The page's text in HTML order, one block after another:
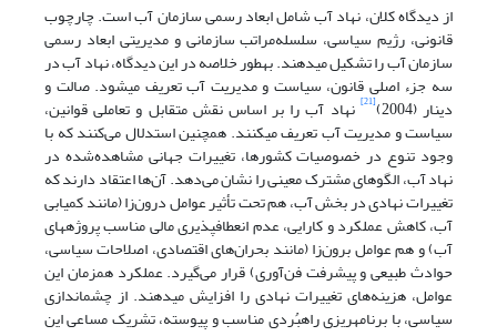
از دیدگاه کلان، نهاد آب شامل ابعاد رسمی سازمان آب است. چارچوب
قانونی، رژیم سیاسی، سلسله‌مراتب سازمانی و مدیریتی ابعاد رسمی
سازمان آب را تشکیل می‏دهند. به‏طور خلاصه در این دیدگاه، نهاد آب در
سه جزء اصلی قانون، سیاست و مدیریت آب تعریف می‏شود. صالت و
دینار (2004) [21] نهاد آب را بر اساس نقش‌ متقابل و تعاملی قوانین،
سیاست و مدیریت آب تعریف می‏کنند. هم‏چنین استدلال می‌کنند که با
وجود تنوع در خصوصیات‌ کشورها، تغییرات جهانی مشاهده‌شده در
نهاد آب، الگوهای مشترک معینی را نشان می‌دهد. آن‌ها اعتقاد دارند که
تغییرات نهادی در بخش آب، هم تحت تأثیر عوامل درون‌زا (مانند کمیابی
آب، کاهش عملکرد و کارایی، عدم انعطاف‏پذیری مالی مناسب پروژه‏های
آب) و هم عوامل برون‌زا (مانند بحران‌های اقتصادی، اصلاحات سیاسی،
حوادث طبیعی و پیشرفت فن‌آوری) قرار می‌گیرد. عملکرد هم‏زمان این
عوامل، هزینه‌های تغییرات نهادی را افزایش می‏دهند. از چشم‏اندازی
سیاسی، با برنامه‏ریزی راهبُردی مناسب و پیوسته، تشریک مساعی این